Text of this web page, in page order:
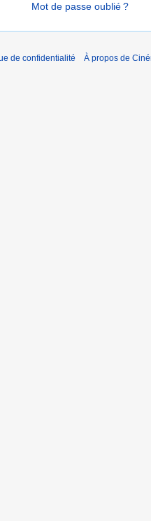
Mot de passe oublié ?
de confidentialité À propos de